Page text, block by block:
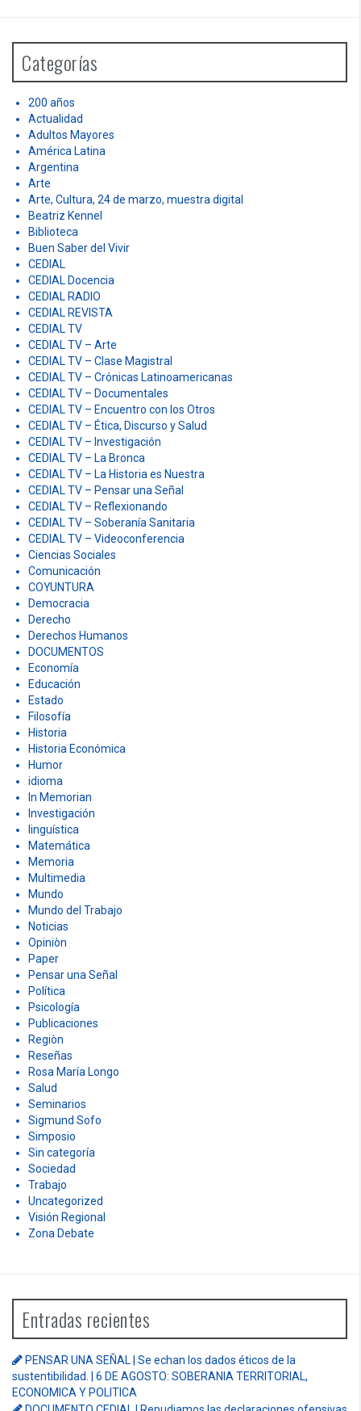
h
o
Categorías
200 años
Actualidad
Adultos Mayores
América Latina
Argentina
Arte
Arte, Cultura, 24 de marzo, muestra digital
Beatriz Kennel
Biblioteca
Buen Saber del Vivir
CEDIAL
CEDIAL Docencia
CEDIAL RADIO
CEDIAL REVISTA
CEDIAL TV
CEDIAL TV – Arte
CEDIAL TV – Clase Magistral
CEDIAL TV – Crónicas Latinoamericanas
CEDIAL TV – Documentales
CEDIAL TV – Encuentro con los Otros
CEDIAL TV – Ética, Discurso y Salud
CEDIAL TV – Investigación
CEDIAL TV – La Bronca
CEDIAL TV – La Historia es Nuestra
CEDIAL TV – Pensar una Señal
CEDIAL TV – Reflexionando
CEDIAL TV – Soberanía Sanitaria
CEDIAL TV – Videoconferencia
Ciencias Sociales
Comunicación
COYUNTURA
Democracia
Derecho
Derechos Humanos
DOCUMENTOS
Economía
Educación
Estado
Filosofía
Historia
Historia Económica
Humor
idioma
In Memorian
Investigación
linguística
Matemática
Memoria
Multimedia
Mundo
Mundo del Trabajo
Noticias
Opiniòn
Paper
Pensar una Señal
Política
Psicología
Publicaciones
Regiòn
Reseñas
Rosa María Longo
Salud
Seminarios
Sigmund Sofo
Simposio
Sin categoría
Sociedad
Trabajo
Uncategorized
Visión Regional
Zona Debate
Entradas recientes
PENSAR UNA SEÑAL | Se echan los dados éticos de la
sustentibilidad. | 6 DE AGOSTO: SOBERANIA TERRITORIAL,
ECONOMICA Y POLITICA